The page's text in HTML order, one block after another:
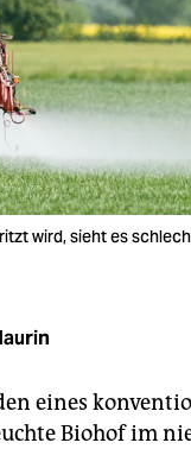
wird, sieht es
eines
Biohof im